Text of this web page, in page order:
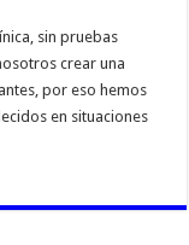
sin pruebas
crear una
por eso hemos
en situaciones